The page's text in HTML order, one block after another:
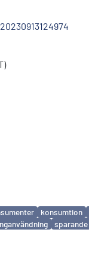
konsumtion
sparande